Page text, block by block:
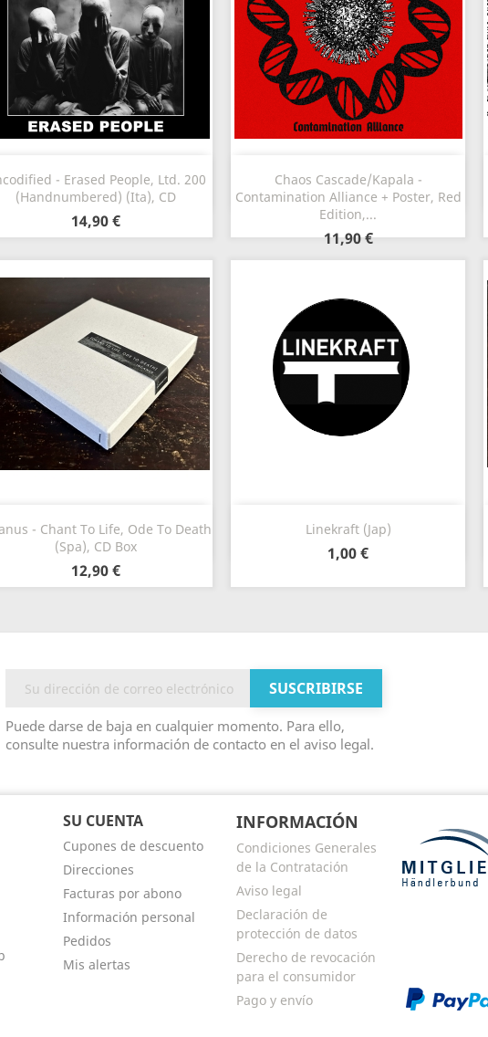
- Erased People, Ltd. 200
(Handnumbered) (Ita), CD
14,90 €
 Vista rápida
Chaos Cascade/Kapala -
Contamination Alliance + Poster, Red
Edition,...
11,90 €
 Vista rápida
- Chant To Life, Ode To Death
(Spa), CD Box
12,90 €
 Vista rápida Linekraft (Jap)
1,00 €
 Vista rápida
Puede darse de baja en cualquier momento. Para ello,
consulte nuestra información de contacto en el aviso legal.
SU CUENTA
Cupones de descuento
Direcciones
Facturas por abono
Información personal
Pedidos
Mis alertas
INFORMACIÓN
Condiciones Generales
de la Contratación
Aviso legal
Declaración de
protección de datos
Derecho de revocación
para el consumidor
Pago y envío